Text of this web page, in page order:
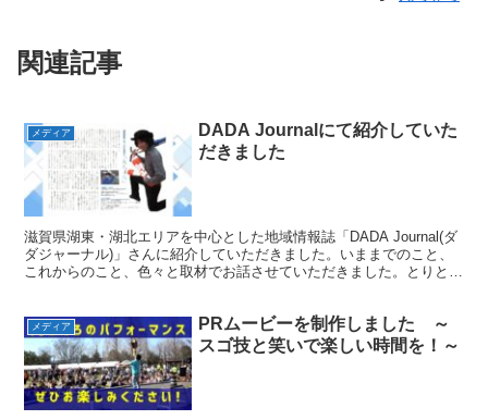
関連記事
メディア
DADA Journalにて紹介していた
だきました
滋賀県湖東・湖北エリアを中心とした地域情報誌「DADA Journal(ダ
ダジャーナル)」さんに紹介していただきました。いままでのこと、
これからのこと、色々と取材でお話させていただきました。とりとめ
メディア
PRムービーを制作しました ～
スゴ技と笑いで楽しい時間を！～